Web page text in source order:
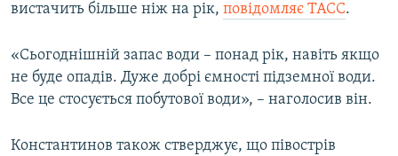
вистачить більше ніж на рік, повідомляє ТАСС.
«Сьогоднішній запас води – понад рік, навіть якщо
не буде опадів. Дуже добрі ємності підземної води.
Все це стосується побутової води», – наголосив він.
Константинов також стверджує, що півострів